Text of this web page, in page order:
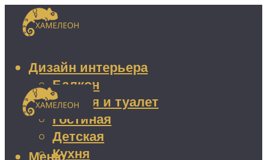
Дизайн интерьера
Балкон
Ванная и туалет
Гостиная
Детская
Кухня
Меню